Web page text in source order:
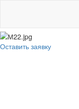
Оставить заявку